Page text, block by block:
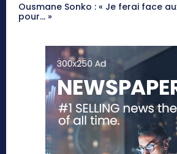
Ousmane Sonko : « Je ferai face
pour… »